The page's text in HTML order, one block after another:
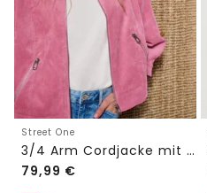
Street One
3/4 Arm Cordjacke mit Hemdkragen
79,99 €